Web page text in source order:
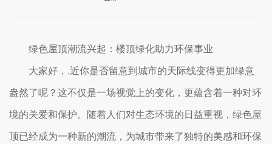
绿色屋顶潮流兴起：楼顶绿化助力环保事业
大家好，.近你是否留意到城市的天际线变得更加绿意
盎然了呢？这不仅是一场视觉上的变化，更蕴含着一种对环
境的关爱和保护。随着人们对生态环境的日益重视，绿色屋
顶已经成为一种新的潮流，为城市带来了独特的美感和环保